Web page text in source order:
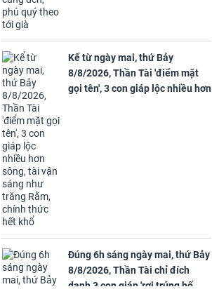
Kể từ ngày mai, thứ Bảy
8/8/2026, Thần Tài 'điểm mặt
gọi tên', 3 con giáp lộc nhiều hơn
Đúng 6h sáng ngày mai, thứ Bảy
8/8/2026, Thần Tài chỉ đích
danh 3 con giáp 'rơi trúng hố